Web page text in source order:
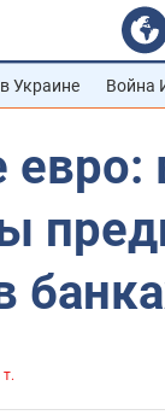
Украине Война